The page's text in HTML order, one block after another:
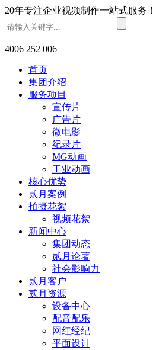
20年专注企业视频制作一站式服务！
4006 252 006
首页
集团介绍
服务项目
宣传片
广告片
微电影
纪录片
MG动画
工业动画
核心优势
贰月案例
拍摄花絮
视频花絮
新闻中心
集团动态
贰月论著
社会影响力
贰月客户
贰月资源
设备中心
配音配乐
网红经纪
平面设计